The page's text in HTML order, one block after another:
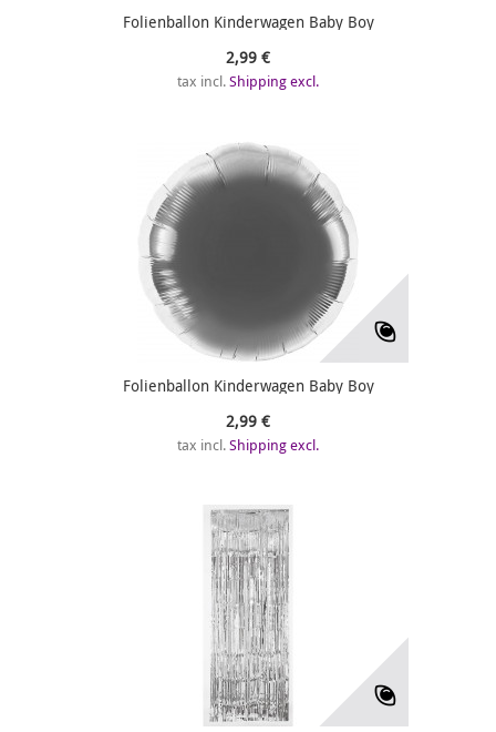
Folienballon Kinderwagen Baby Boy
2,99 €
tax incl.Shipping excl.
Folienballon Kinderwagen Baby Boy
2,99 €
tax incl.Shipping excl.